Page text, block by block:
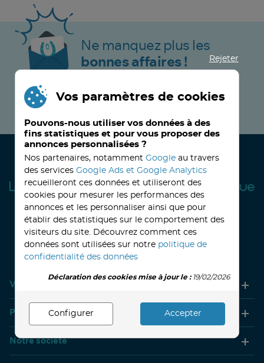
Ne manquez plus les
bonnes affaires !
JE M’INSCRIS MAINTENANT !
32, avenue Haussmann33390 BLAYE
Lundi14h-18hMardi à vendredi8h30-12h00 - 14h-18h
Le Samedi9h30 - 12h30
Votre compte
Produits
Notre société
Rejeter
Vos paramètres de cookies
Pouvons-nous utiliser vos données à des
fins statistiques et pour vous proposer des
annonces personnalisées ?
Nos partenaires, notamment Google au travers
des services Google Ads et Google Analytics
recueilleront ces données et utiliseront des
cookies pour mesurer les performances des
annonces et les personnaliser ainsi que pour
établir des statistiques sur le comportement des
visiteurs du site. Découvrez comment ces
données sont utilisées sur notre politique de
confidentialité des données
Déclaration des cookies mise à jour le :19/02/2026
Configurer Accepter